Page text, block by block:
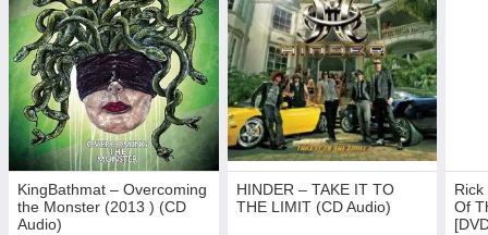
KingBathmat – Overcoming
the Monster (2013 ) (CD
Audio)
HINDER – TAKE IT TO
THE LIMIT (CD Audio)
Of